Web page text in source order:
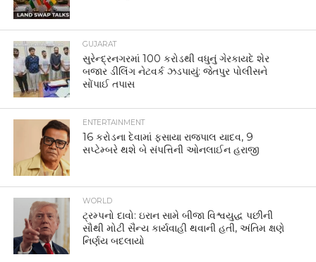
GUJARAT
સુરેન્દ્રનગરમાં 100 કરોડથી વધુનું ગેરકાયદે શેર
બજાર ડીલિંગ નેટવર્ક ઝડપાયું: જેતપુર પોલીસને
સોંપાઈ તપાસ
ENTERTAINMENT
16 કરોડના દેવામાં ફસાયા રાજપાલ યાદવ, 9
સપ્ટેમ્બરે થશે બે સંપત્તિની ઓનલાઈન હરાજી
WORLD
ટ્રમ્પનો દાવો: ઇરાન સામે બીજા વિશ્વયુદ્ધ પછીની
સૌથી મોટી સૈન્ય કાર્યવાહી થવાની હતી, અંતિમ ક્ષણે
નિર્ણય બદલાયો